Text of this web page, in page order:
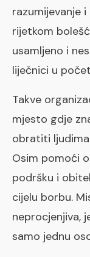
razumijevanje
rijetkom
usamljeno i
liječnici u
Takve
mjesto gdje
obratiti
Osim pomoći
podršku i
cijelu borbu.
neprocjenjiva,
samo jednu